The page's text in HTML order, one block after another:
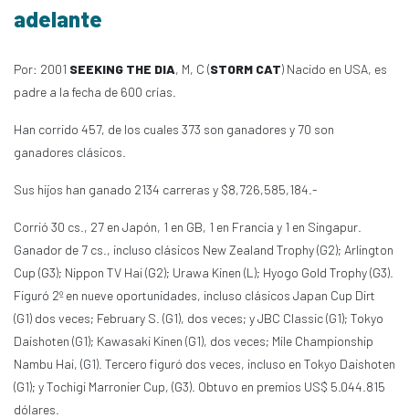
adelante
Por: 2001 SEEKING THE DIA, M, C (STORM CAT) Nacido en USA, es
padre a la fecha de 600 crías.
Han corrido 457, de los cuales 373 son ganadores y 70 son
ganadores clásicos.
Sus hijos han ganado 2134 carreras y $8,726,585,184.-
Corrió 30 cs., 27 en Japón, 1 en GB, 1 en Francia y 1 en Singapur.
Ganador de 7 cs., incluso clásicos New Zealand Trophy (G2); Arlington
Cup (G3); Nippon TV Hai (G2); Urawa Kinen (L); Hyogo Gold Trophy (G3).
Figuró 2º en nueve oportunidades, incluso clásicos Japan Cup Dirt
(G1) dos veces; February S. (G1), dos veces; y JBC Classic (G1); Tokyo
Daishoten (G1); Kawasaki Kinen (G1), dos veces; Mile Championship
Nambu Hai, (G1). Tercero figuró dos veces, incluso en Tokyo Daishoten
(G1); y Tochigi Marronier Cup, (G3). Obtuvo en premios US$ 5.044.815
dólares.